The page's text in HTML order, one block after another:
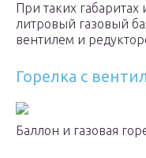
При таких габаритах
литровый газовый
вентилем и
Горелка с
Баллон и газовая